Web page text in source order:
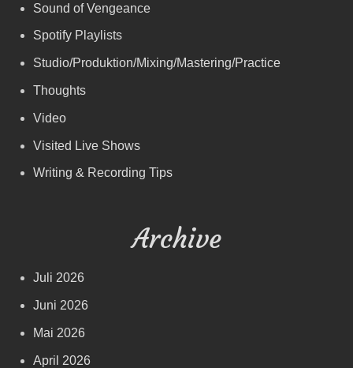
Sound of Vengeance
Spotify Playlists
Studio/Produktion/Mixing/Mastering/Practice
Thoughts
Video
Visited Live Shows
Writing & Recording Tips
Archive
Juli 2026
Juni 2026
Mai 2026
April 2026